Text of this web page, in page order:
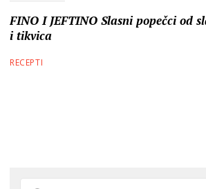
FINO I JEFTINO Slasni popečci od
i tikvica
RECEPTI